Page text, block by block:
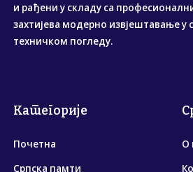
и рађени у складу са
захтијева модерно извјештавање
техничком погледу.
Категорије
Почетна
Српска памти
О